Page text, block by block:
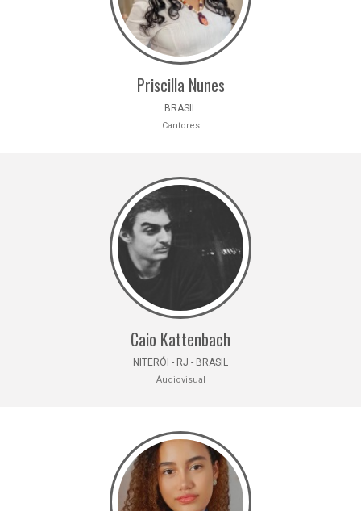
Priscilla Nunes
BRASIL
Cantores
Caio Kattenbach
NITERÓI - RJ - BRASIL
Áudiovisual